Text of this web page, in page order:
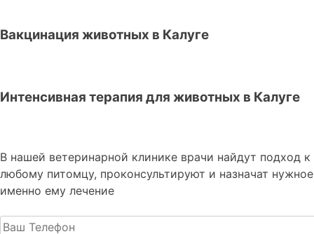
Вакцинация животных в Калуге
Интенсивная терапия для животных в Калуге
В нашей ветеринарной клинике врачи найдут подход к
любому питомцу, проконсультируют и назначат нужное
именно ему лечение